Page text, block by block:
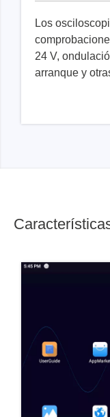
Los
24 V,
arranque y